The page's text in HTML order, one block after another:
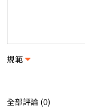
規範
全部評論 (0)